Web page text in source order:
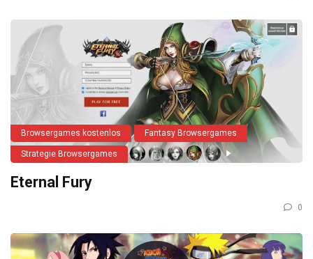
Browsergames kostenlos Fantasy Browsergames
Strategie Browsergames
Eternal Fury
0